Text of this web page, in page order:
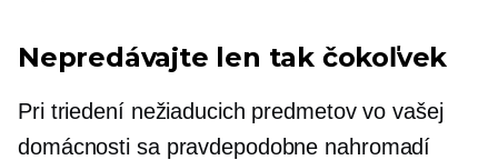
Nepredávajte len tak čokoľvek
Pri triedení nežiaducich predmetov vo vašej
domácnosti sa pravdepodobne nahromadí